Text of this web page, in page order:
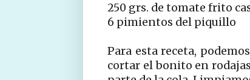
250 grs. de tomate frito
6 pimientos del piquillo
Para esta receta,
cortar el bonito en